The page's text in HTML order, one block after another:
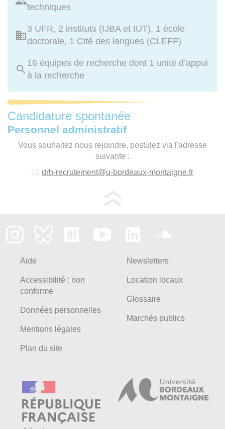
techniques
3 UFR, 2 instituts (IJBA et IUT), 1 école
doctorale, 1 Cité des langues (CLEFF)
16 équipes de recherche dont 1 unité d’appui
à la recherche
Candidature spontanée
Personnel administratif
Vous souhaitez nous rejoindre, postulez via l'adresse
suivante :
drh-recrutement@u-bordeaux-montaigne.fr
Aide
Accessibilité : non
conforme
Données personnelles
Mentions légales
Plan du site
Newsletters
Location locaux
Glossaire
Marchés publics